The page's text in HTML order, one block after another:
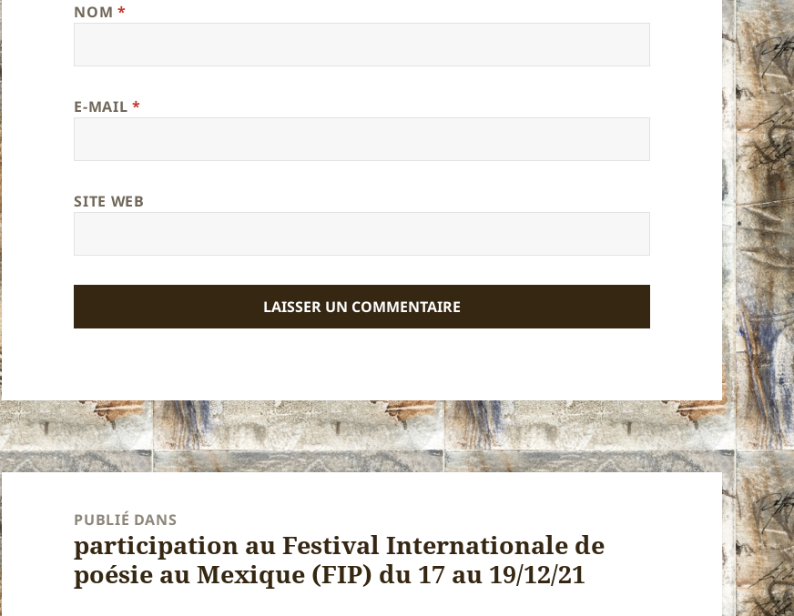
NOM *
E-MAIL *
SITE WEB
Navigation
de
l’article
PUBLIÉ DANS
participation au Festival Internationale de
poésie au Mexique (FIP) du 17 au 19/12/21